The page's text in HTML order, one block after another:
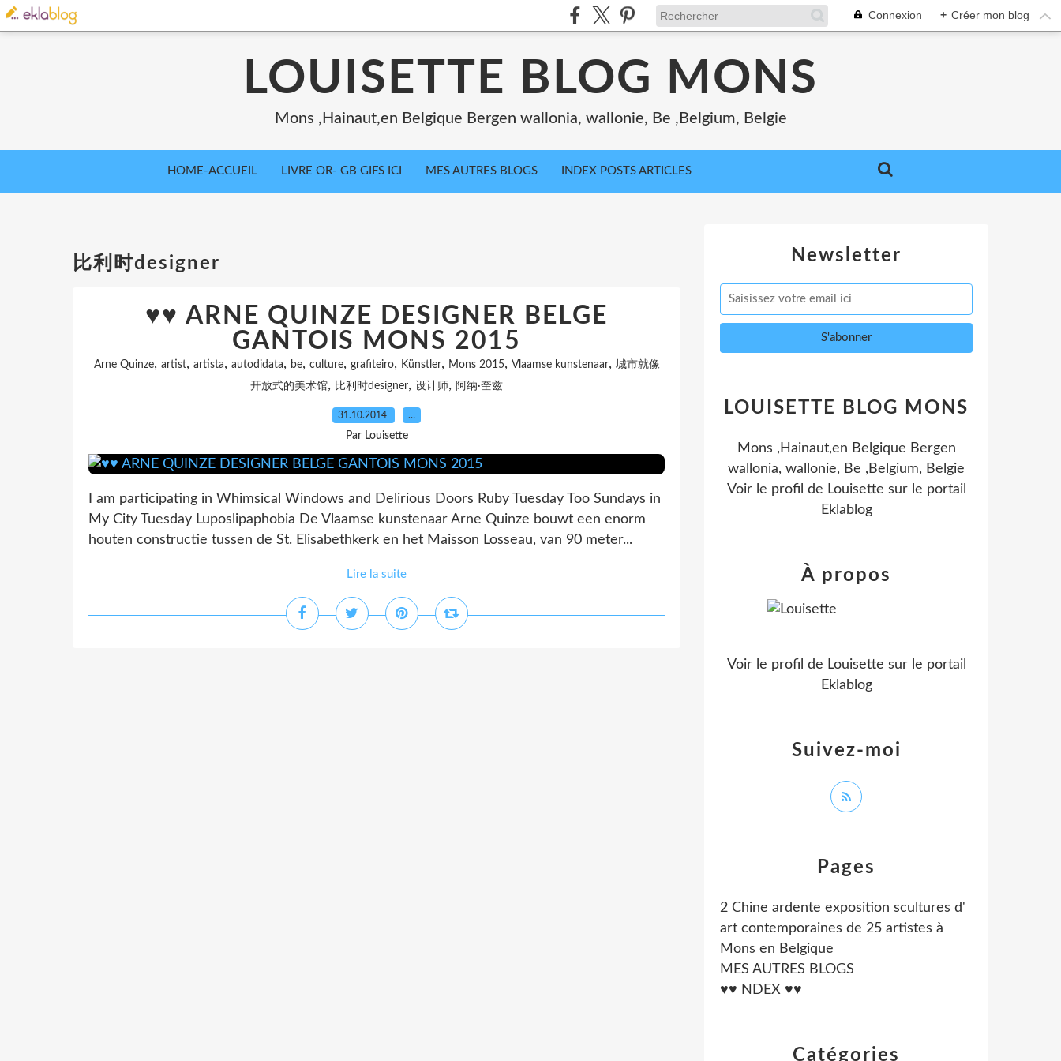
Connexion + Créer mon blog
LOUISETTE BLOG MONS
Mons ,Hainaut,en Belgique Bergen wallonia, wallonie, Be ,Belgium, Belgie
HOME-ACCUEIL LIVRE OR- GB GIFS ICI MES AUTRES BLOGS INDEX POSTS ARTICLES
比利时designer
♥♥ ARNE QUINZE DESIGNER BELGE
GANTOIS MONS 2015
Arne Quinze, artist, artista, autodidata, be, culture, grafiteiro, Künstler, Mons 2015, Vlaamse kunstenaar, 城市就像
开放式的美术馆, 比利时designer, 设计师, 阿纳·奎兹
31.10.2014 …
Par Louisette
I am participating in Whimsical Windows and Delirious Doors Ruby Tuesday Too Sundays in
My City Tuesday Luposlipaphobia De Vlaamse kunstenaar Arne Quinze bouwt een enorm
houten constructie tussen de St. Elisabethkerk en het Maisson Losseau, van 90 meter...
Lire la suite
Newsletter
Catégories
Pages
2 Chine ardente exposition scultures d'
art contemporaines de 25 artistes à
Mons en Belgique
MES AUTRES BLOGS
♥♥ NDEX ♥♥
LOUISETTE BLOG MONS
Mons ,Hainaut,en Belgique Bergen
wallonia, wallonie, Be ,Belgium, Belgie
Voir le profil de Louisette sur le portail
Eklablog
Suivez-moi
À propos
Voir le profil de Louisette sur le portail
Eklablog